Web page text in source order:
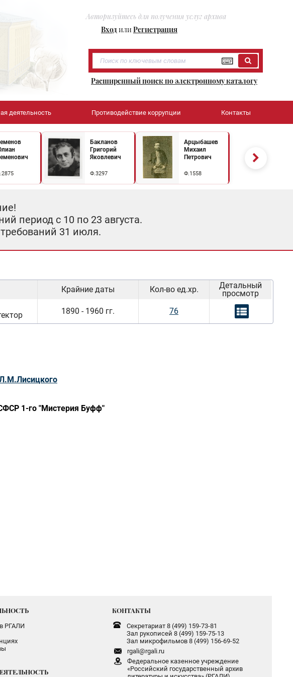
Авторизуйтесь для получения услуг архива
ВходилиРегистрация
Расширенный поиск по электронному каталогу
деятельность Противодействие коррупции Контакты
Бакланов
Григорий
Яковлевич
Ф.3297
Арцыбашев
Михаил
Петрович
Ф.1558
период с 10 по 23 августа.
31 июля.
Крайние даты Кол-во ед.хр.
Детальный
просмотр
1890 - 1960 гг. 76
1-го "Мистерия Буфф"
РГАЛИ
КОНТАКТЫ
Секретариат 8 (499) 159-73-81
Зал рукописей 8 (499) 159-75-13
Зал микрофильмов 8 (499) 156-69-52
rgali@rgali.ru
Федеральное казенное учреждение
«Российский государственный архив